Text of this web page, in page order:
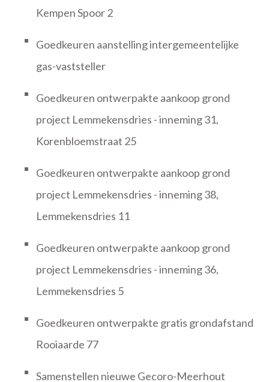
Kempen Spoor 2
Goedkeuren aanstelling intergemeentelijke
gas-vaststeller
Goedkeuren ontwerpakte aankoop grond
project Lemmekensdries - inneming 31,
Korenbloemstraat 25
Goedkeuren ontwerpakte aankoop grond
project Lemmekensdries - inneming 38,
Lemmekensdries 11
Goedkeuren ontwerpakte aankoop grond
project Lemmekensdries - inneming 36,
Lemmekensdries 5
Goedkeuren ontwerpakte gratis grondafstand
Rooiaarde 77
Samenstellen nieuwe Gecoro-Meerhout